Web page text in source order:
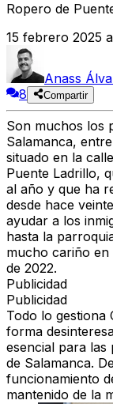
Ropero de
15 febrero 2025
Anass
8
Compartir
Son muchos los
Salamanca,
situado en la
Puente Ladrillo,
al año y que ha
desde hace
ayudar a los
hasta la
mucho cariño en
de 2022.
Publicidad
Publicidad
Todo lo gestiona
forma
esencial para las
de Salamanca.
funcionamiento
mantenido de la